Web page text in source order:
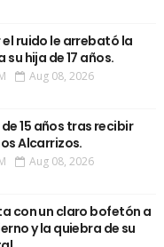
ruido le arrebató la
hija de 17 años.
Aug 08, 2026
15 años tras recibir
Alcarrizos.
Aug 08, 2026
con un claro bofetón a
y la quiebra de su